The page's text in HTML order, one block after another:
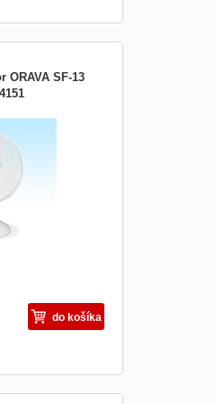
ORAVA SF-13
Oscilujúci
Vrtuľa
možným
30 cm;
: 33 x 51 x 26;
2..
do košíka